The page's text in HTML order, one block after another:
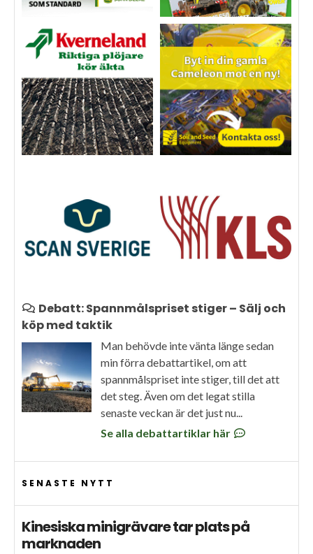
Debatt: Spannmålspriset stiger – Sälj och
köp med taktik
Man behövde inte vänta länge sedan
min förra debattartikel, om att
spannmålspriset inte stiger, till det att
det steg. Även om det legat stilla
senaste veckan är det just nu...
Se alla debattartiklar här
SENASTE NYTT
Kinesiska minigrävare tar plats på
marknaden